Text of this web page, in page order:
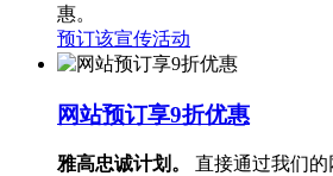
惠。
预订该宣传活动
网站预订享9折优惠
雅高忠诚计划。
直接通过我们